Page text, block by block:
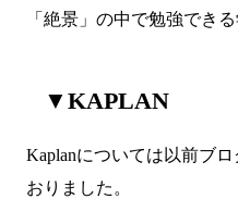
「絶景」の中で勉強でき
▼KAPLAN
Kaplanについては以前ブ
おりました。